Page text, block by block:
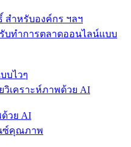
สำหรับองค์กร ฯลฯ
บไวๆ
วย AI